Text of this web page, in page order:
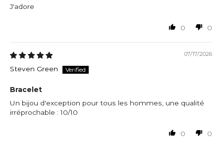
J'adore
0 0
07/17/2026
Steven Green
Bracelet
Un bijou d'exception pour tous les hommes, une qualité
irréprochable : 10/10
0 0